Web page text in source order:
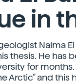
in
Naima
thesis. He has
for
Arctic” and